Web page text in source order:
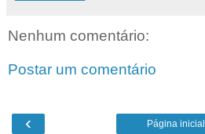
Nenhum comentário:
Postar um comentário
‹ Página inicial